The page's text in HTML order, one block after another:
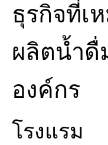
ธุรกิจที่เ
ผลิตน้ำดื่
องค์กร
โรงแรม